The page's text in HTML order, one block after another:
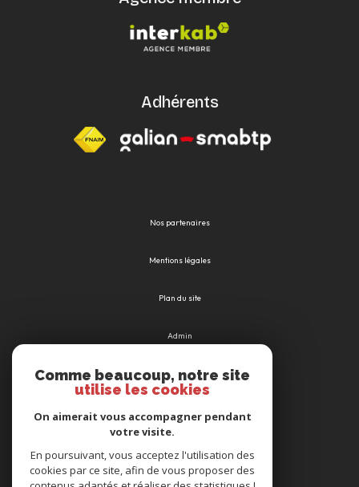
Adhérents
Nos partenaires
Mentions légales
Plan du site
Admin
Nos honoraires
Cookies
Comme beaucoup, notre site
utilise les cookies
On aimerait vous accompagner pendant
votre visite.
En poursuivant, vous acceptez l'utilisation des
cookies par ce site, afin de vous proposer des